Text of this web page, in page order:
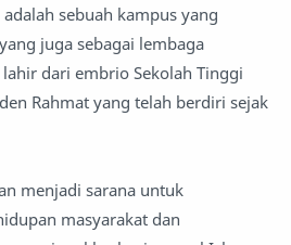
sebuah kampus yang
juga sebagai lembaga
dari embrio Sekolah Tinggi
Rahmat yang telah berdiri sejak
menjadi sarana untuk
masyarakat dan